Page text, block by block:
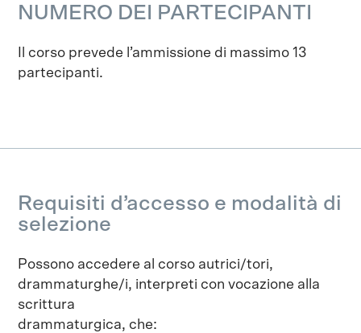
NUMERO DEI PARTECIPANTI
Il corso prevede l’ammissione di massimo 13
partecipanti.
Requisiti d’accesso e modalità di
selezione
Possono accedere al corso autrici/tori,
drammaturghe/i, interpreti con vocazione alla
scrittura
drammaturgica, che: